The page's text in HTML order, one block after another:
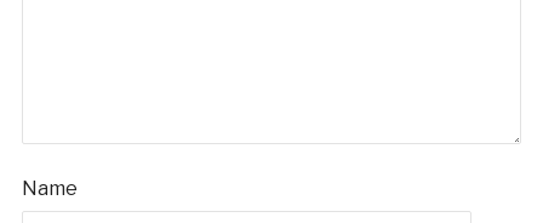
Name